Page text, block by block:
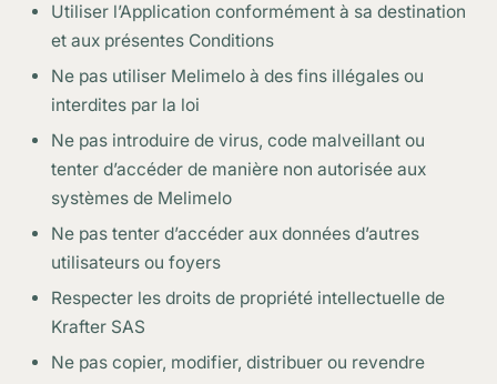
Utiliser l’Application conformément à sa destination
et aux présentes Conditions
Ne pas utiliser Melimelo à des fins illégales ou
interdites par la loi
Ne pas introduire de virus, code malveillant ou
tenter d’accéder de manière non autorisée aux
systèmes de Melimelo
Ne pas tenter d’accéder aux données d’autres
utilisateurs ou foyers
Respecter les droits de propriété intellectuelle de
Krafter SAS
Ne pas copier, modifier, distribuer ou revendre